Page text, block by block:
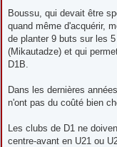
Boussu, qui devait être
quand même d'acquérir,
de planter 9 buts sur les
(Mikautadze) et qui
D1B.
Dans les dernières
n'ont pas du coûté bien
Les clubs de D1 ne
centre-avant en U21 ou